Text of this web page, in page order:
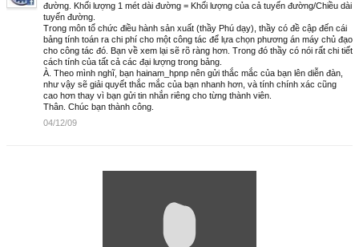
đường. Khối lượng 1 mét dài đường = Khối lượng của cả tuyến đường/Chiều dài
tuyến đường.
Trong môn tổ chức điều hành sản xuất (thầy Phú dạy), thầy có đề cập đến cái
bảng tính toán ra chi phí cho một công tác để lựa chọn phương án máy chủ đạo
cho công tác đó. Bạn về xem lại sẽ rõ ràng hơn. Trong đó thầy có nói rất chi tiết
cách tính của tất cả các đại lượng trong bảng.
À. Theo mình nghĩ, bạn hainam_hpnp nên gửi thắc mắc của bạn lên diễn đàn,
như vậy sẽ giải quyết thắc mắc của bạn nhanh hơn, và tính chính xác cũng
cao hơn thay vì bạn gửi tin nhắn riêng cho từng thành viên.
Thân. Chúc bạn thành công.
04/12/09